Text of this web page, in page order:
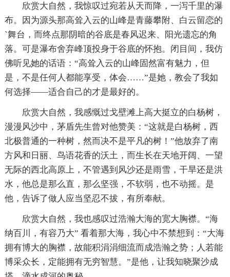
欣赏大自然，我惊叹过宛若从天而降，一泻千里的瀑
布。因为源头那高耸入云的山峰是青藤攀附、白云留恋的
`舞台，而终点那阴暗的谷底是春风迟来、阳光遗忘的角
落。可是瀑布舍弃峰顶投身于谷底的怀抱。闭目间，我仿
佛听见她的话语：“高耸入云的山峰固然富有魅力，但
是，不是任何人都能享受，体会……”是她，教会了我如
何选择——适合自己的才是最好的。
欣赏大自然，我感慨过戈壁滩上高大挺立的白杨树，
漫漫风沙中，茅盾先生曾对他赞美：“这就是白杨树，西
北极普通的一种树，然而决不是平凡的树！”他放弃了南
方风和日丽、鸟语花香的沃土，而生长在天地开阔、一望
无际的西北高原上，不管遇到风沙还是雨雪，干旱还是洪
水，他总是那么直，那么坚强，不软弱，也不动摇。是
他，告诉了做人应当坚忍不拔，有所奉献。
欣赏大自然，我也感叹过浩瀚大海的宽大胸襟。“海
纳百川，有容乃大” 看着那大海，我心中不禁想到：“大海
拥有博大的胸襟，故能积涓涓细流而成浩瀚之势；人若能
博采众长，定能拥有无穷智慧。”是他，让我知晓聚沙成